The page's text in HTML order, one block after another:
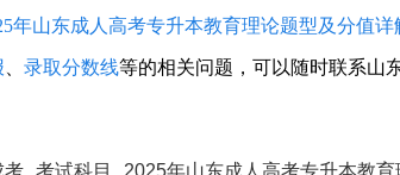
年山东成人高考专升本教育理论题型及分值详
、 录取分数线等的相关问题，可以随时联系山